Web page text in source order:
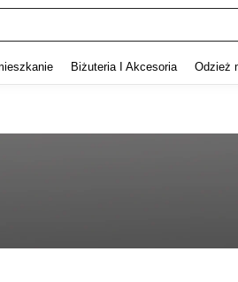
Biżuteria I Akcesoria Odzież